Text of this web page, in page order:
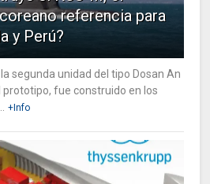
referencia para
y Perú?
segunda unidad del tipo Dosan An
prototipo, fue construido en los
+Info